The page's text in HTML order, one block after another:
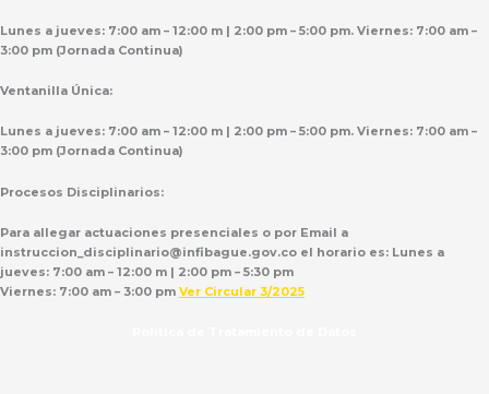
Lunes a jueves: 7:00 am – 12:00 m | 2:00 pm – 5:00 pm. Viernes: 7:00 am –
3:00 pm (Jornada Continua)
Ventanilla Única:
Lunes a jueves: 7:00 am – 12:00 m | 2:00 pm – 5:00 pm. Viernes: 7:00 am –
3:00 pm (Jornada Continua)
Procesos Disciplinarios:
Para allegar actuaciones presenciales o por Email a
instruccion_disciplinario@infibague.gov.co el horario es: Lunes a
jueves: 7:00 am – 12:00 m | 2:00 pm – 5:30 pm
Viernes: 7:00 am – 3:00 pm Ver Circular 3/2025